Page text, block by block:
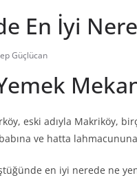
En İyi
Güçlücan
eski adıyla Makriköy,
ve hatta
en iyi nerede ne